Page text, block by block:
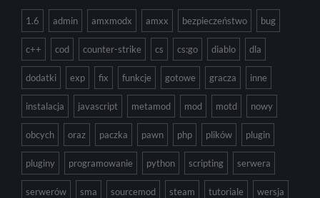
1.6 admin amxmodx amxx bezpieczeństwo bug
c++ cod counter-strike cs cs:go diablo dla
dodatki exp fix funkcje gotowe gracza inne
instalacja javascript metamod mod motd nowy
obcych oraz paczka pawn php plików plugin
pluginy programowanie python scripting serwera
serwerów sma sourcemod steam tutoriale wersja